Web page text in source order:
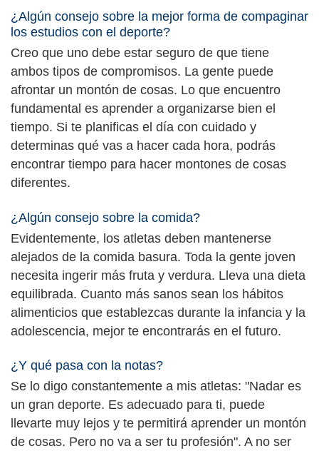
¿Algún consejo sobre la mejor forma de compaginar
los estudios con el deporte?
Creo que uno debe estar seguro de que tiene
ambos tipos de compromisos. La gente puede
afrontar un montón de cosas. Lo que encuentro
fundamental es aprender a organizarse bien el
tiempo. Si te planificas el día con cuidado y
determinas qué vas a hacer cada hora, podrás
encontrar tiempo para hacer montones de cosas
diferentes.
¿Algún consejo sobre la comida?
Evidentemente, los atletas deben mantenerse
alejados de la comida basura. Toda la gente joven
necesita ingerir más fruta y verdura. Lleva una dieta
equilibrada. Cuanto más sanos sean los hábitos
alimenticios que establezcas durante la infancia y la
adolescencia, mejor te encontrarás en el futuro.
¿Y qué pasa con la notas?
Se lo digo constantemente a mis atletas: "Nadar es
un gran deporte. Es adecuado para ti, puede
llevarte muy lejos y te permitirá aprender un montón
de cosas. Pero no va a ser tu profesión". A no ser